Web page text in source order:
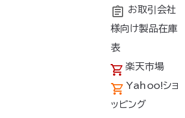
お取引会社
様向け製品在庫
表
楽天市場
Yahoo!ショ
ッピング